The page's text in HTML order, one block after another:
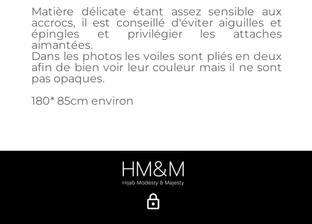
lock_outline
Matière délicate étant assez sensible aux
accrocs, il est conseillé d'éviter aiguilles et
épingles et privilégier les attaches
aimantées.
Dans les photos les voiles sont pliés en deux
afin de bien voir leur couleur mais il ne sont
pas opaques.
180* 85cm environ